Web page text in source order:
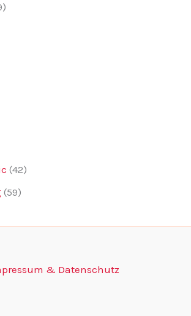
(42)
(59)
& Datenschutz